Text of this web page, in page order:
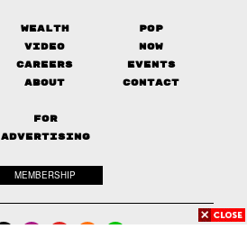
Wealth
Pop
Video
Now
Careers
Events
About Contact
FOR
ADVERTISING
MEMBERSHIP